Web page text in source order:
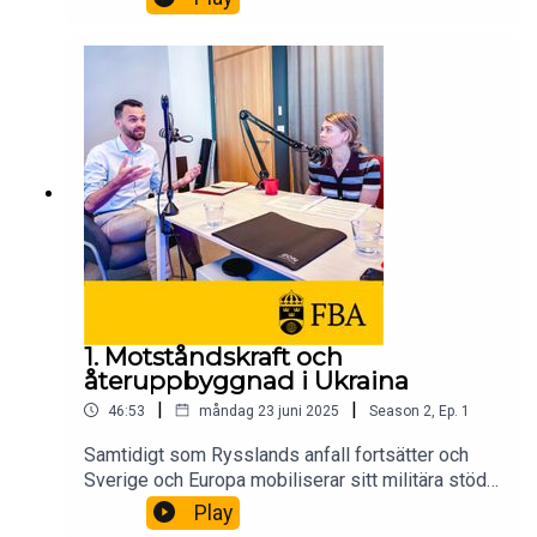
vikten av att stödja fria och demokratiska val, och
hela Europa – och Sverige.Medverkande: Per
Olsson Fridh, generaldirektör FBA, Linda
Borgheden, Östeuropaansvarig på FBA och Jenny
Lindqvist, utsänd av FBA till svenska
ambassaden i Moldavien.
1. Motståndskraft och
återuppbyggnad i Ukraina
46:53 | måndag 23 juni 2025 | Season 2 Ep. 1
Samtidigt som Rysslands anfall fortsätter och
Sverige och Europa mobiliserar sitt militära stöd
till Ukraina, pågår också något annat: arbetet med
att bygga upp samhället igen. Om FBA:s stöd till
Play